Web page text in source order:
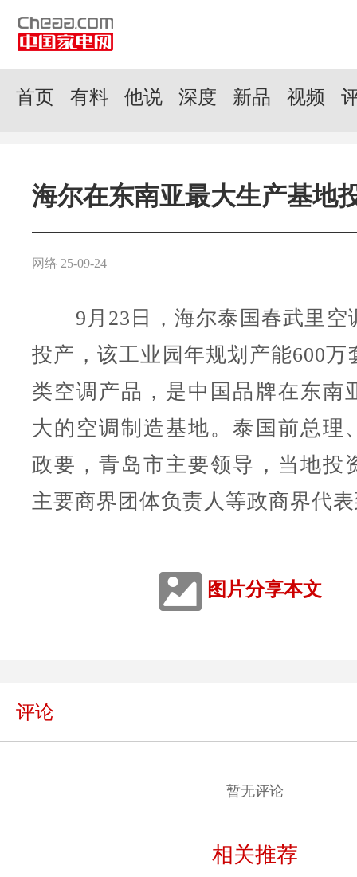
首页 有料 他说 深度 新品 视频
海尔在东南亚最大生产基地
网络 25-09-24
9月23日，海尔泰国春武里空
投产，该工业园年规划产能600万
类空调产品，是中国品牌在东南
大的空调制造基地。泰国前总理
政要，青岛市主要领导，当地投
主要商界团体负责人等政商界代
图片分享本文
评论
暂无评论
相关推荐